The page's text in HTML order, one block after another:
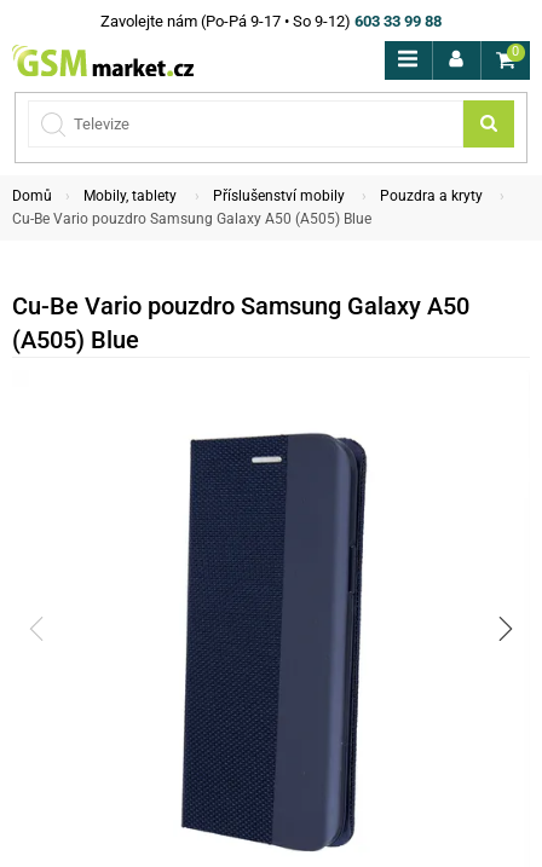
Zavolejte nám (Po-Pá 9-17 • So 9-12) 603 33 99 88
0
Domů Mobily, tablety Příslušenství mobily
Pouzdra a kryty
Cu-Be Vario pouzdro Samsung Galaxy A50 (A505) Blue
Cu-Be Vario pouzdro Samsung Galaxy A50
(A505) Blue